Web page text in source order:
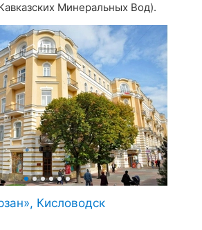
Минеральных Вод).
Кисловодск